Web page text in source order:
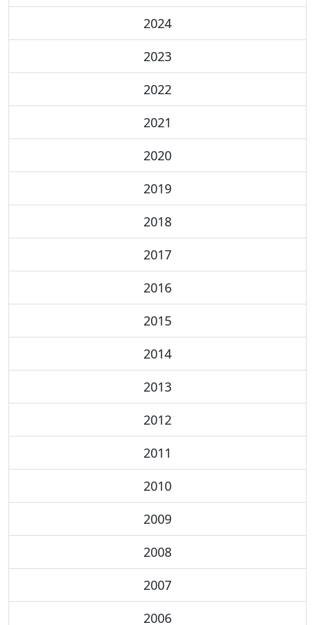
2024
2023
2022
2021
2020
2019
2018
2017
2016
2015
2014
2013
2012
2011
2010
2009
2008
2007
2006